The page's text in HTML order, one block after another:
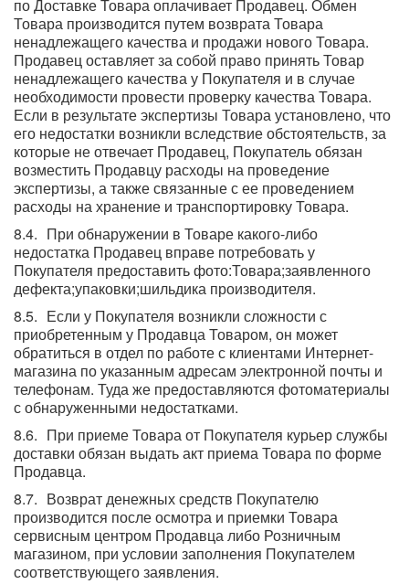
по Доставке Товара оплачивает Продавец. Обмен
Товара производится путем возврата Товара
ненадлежащего качества и продажи нового Товара.
Продавец оставляет за собой право принять Товар
ненадлежащего качества у Покупателя и в случае
необходимости провести проверку качества Товара.
Если в результате экспертизы Товара установлено, что
его недостатки возникли вследствие обстоятельств, за
которые не отвечает Продавец, Покупатель обязан
возместить Продавцу расходы на проведение
экспертизы, а также связанные с ее проведением
расходы на хранение и транспортировку Товара.
При обнаружении в Товаре какого-либо
недостатка Продавец вправе потребовать у
Покупателя предоставить фото:Товара;заявленного
дефекта;упаковки;шильдика производителя.
Если у Покупателя возникли сложности с
приобретенным у Продавца Товаром, он может
обратиться в отдел по работе с клиентами Интернет-
магазина по указанным адресам электронной почты и
телефонам. Туда же предоставляются фотоматериалы
с обнаруженными недостатками.
При приеме Товара от Покупателя курьер службы
доставки обязан выдать акт приема Товара по форме
Продавца.
Возврат денежных средств Покупателю
производится после осмотра и приемки Товара
сервисным центром Продавца либо Розничным
магазином, при условии заполнения Покупателем
соответствующего заявления.